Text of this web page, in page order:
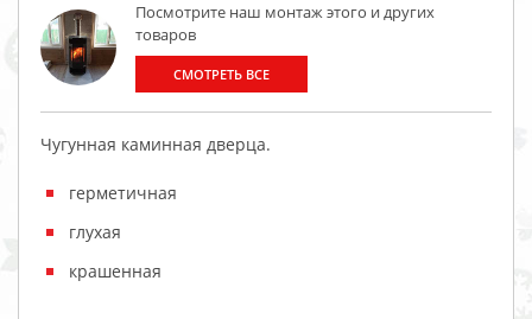
Посмотрите наш монтаж этого и других
товаров
СМОТРЕТЬ ВСЕ
Чугунная каминная дверца.
герметичная
глухая
крашенная